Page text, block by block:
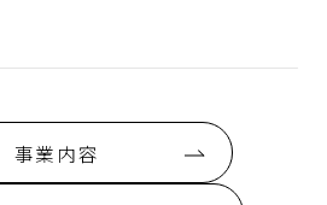
事業内容